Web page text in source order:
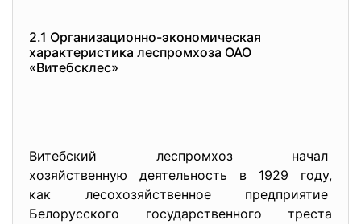
2.1 Организационно-экономическая
характеристика леспромхоза ОАО
«Витебсклес»
Витебский леспромхоз начал
хозяйственную деятельность в 1929 году,
как лесохозяйственное предприятие
Белорусского государственного треста